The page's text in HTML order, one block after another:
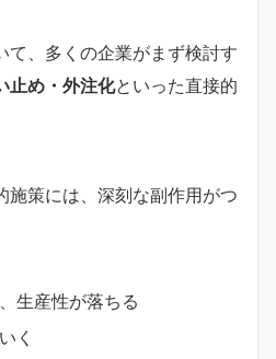
て、多くの企業がまず検討す
止め・外注化といった直接的
施策には、深刻な副作用がつ
生産性が落ちる
く